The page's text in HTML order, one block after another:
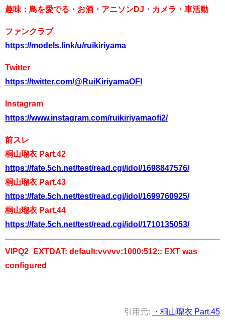
趣味：鳥を愛でる・お酒・アニソンDJ・カメラ・車活動
ファンクラブ
https://models.link/u/ruikiriyama
Twitter
https://twitter.com/@RuiKiriyamaOFI
Instagram
https://www.instagram.com/ruikiriyamaofi2/
前スレ
桐山瑠衣 Part.42
https://fate.5ch.net/test/read.cgi/idol/1698847576/
桐山瑠衣 Part.43
https://fate.5ch.net/test/read.cgi/idol/1699760925/
桐山瑠衣 Part.44
https://fate.5ch.net/test/read.cgi/idol/1710135053/
VIPQ2_EXTDAT: default:vvvvv:1000:512:: EXT was
configured
引用元: ・桐山瑠衣 Part.45